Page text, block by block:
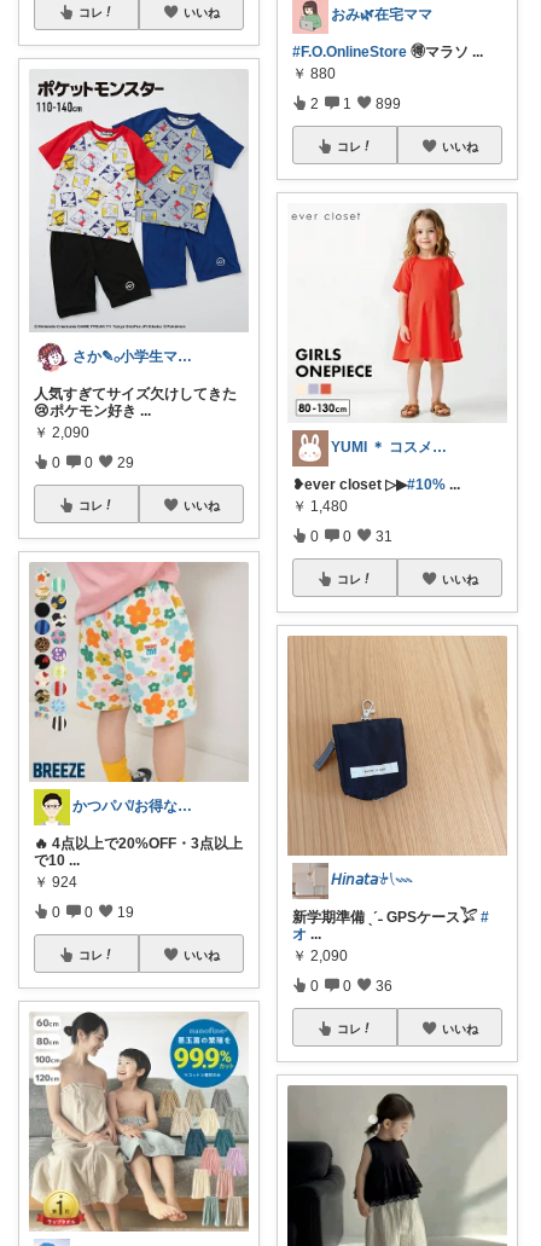
コレ いいね
さか‎✎𓂂小学生ママを救う便利グッズ
人気すぎてサイズ欠けしてきた
😢ポケモン好き ...
￥ 2,090
0 0 29
コレ いいね
かつパパ/お得な子供服、育児商品の紹介✨
🔥 4点以上で20%OFF・3点以上
で10 ...
￥ 924
0 0 19
コレ いいね
おみ🌿在宅ママ
#F.O.OnlineStore 🉐マラソ ...
￥ 880
2 1 899
コレ いいね
YUMI ＊ コスメと暮らし🌱
❥︎ever closet ▷▶#10% ...
￥ 1,480
0 0 31
コレ いいね
𝘏𝘪𝘯𝘢𝘵𝘢𓍯𓇠
新学期準備 ˎˊ˗ GPSケース𓅯 #
オ ...
￥ 2,090
0 0 36
コレ いいね